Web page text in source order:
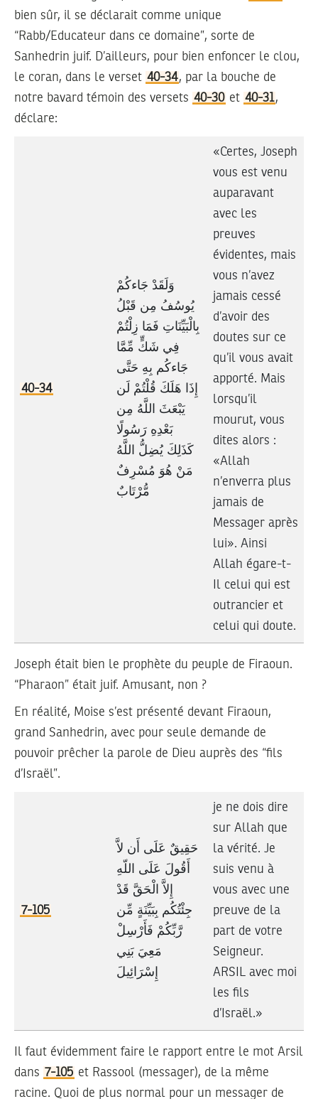
bien sûr, il se déclarait comme unique
“Rabb/Educateur dans ce domaine”, sorte de
Sanhedrin juif. D’ailleurs, pour bien enfoncer le clou,
le coran, dans le verset 40-34, par la bouche de
notre bavard témoin des versets 40-30 et 40-31,
déclare:
40-34
وَلَقَدْ جَاءكُمْ
يُوسُفُ مِن قَبْلُ
بِالْبَيِّنَاتِ فَمَا زِلْتُمْ
فِي شَكٍّ مِّمَّا
جَاءكُم بِهِ حَتَّى
إِذَا هَلَكَ قُلْتُمْ لَن
يَبْعَثَ اللَّهُ مِن
بَعْدِهِ رَسُولًا
كَذَلِكَ يُضِلُّ اللَّهُ
مَنْ هُوَ مُسْرِفٌ
مُّرْتَابٌ
«Certes, Joseph
vous est venu
auparavant
avec les
preuves
évidentes, mais
vous n’avez
jamais cessé
d’avoir des
doutes sur ce
qu’il vous avait
apporté. Mais
lorsqu’il
mourut, vous
dites alors :
«Allah
n’enverra plus
jamais de
Messager après
lui». Ainsi
Allah égare-t-
Il celui qui est
outrancier et
celui qui doute.
Joseph était bien le prophète du peuple de Firaoun.
“Pharaon” était juif. Amusant, non ?
En réalité, Moise s’est présenté devant Firaoun,
grand Sanhedrin, avec pour seule demande de
pouvoir prêcher la parole de Dieu auprès des “fils
d’Israël”.
7-105
حَقِيقٌ عَلَى أَن لاَّ
أَقُولَ عَلَى اللّهِ
إِلاَّ الْحَقَّ قَدْ
جِئْتُكُم بِبَيِّنَةٍ مِّن
رَّبِّكُمْ فَأَرْسِلْ
مَعِيَ بَنِي
إِسْرَائِيلَ
je ne dois dire
sur Allah que
la vérité. Je
suis venu à
vous avec une
preuve de la
part de votre
Seigneur.
ARSIL avec moi
les fils
d’Israël.»
Il faut évidemment faire le rapport entre le mot Arsil
dans 7-105 et Rassool (messager), de la même
racine. Quoi de plus normal pour un messager de